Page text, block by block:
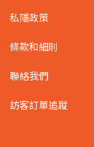
私隱政策
條款和細則
聯絡我們
訪客訂單追蹤